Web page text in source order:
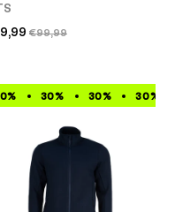
€99,99
20% 20% 20%
30% 30% 30%